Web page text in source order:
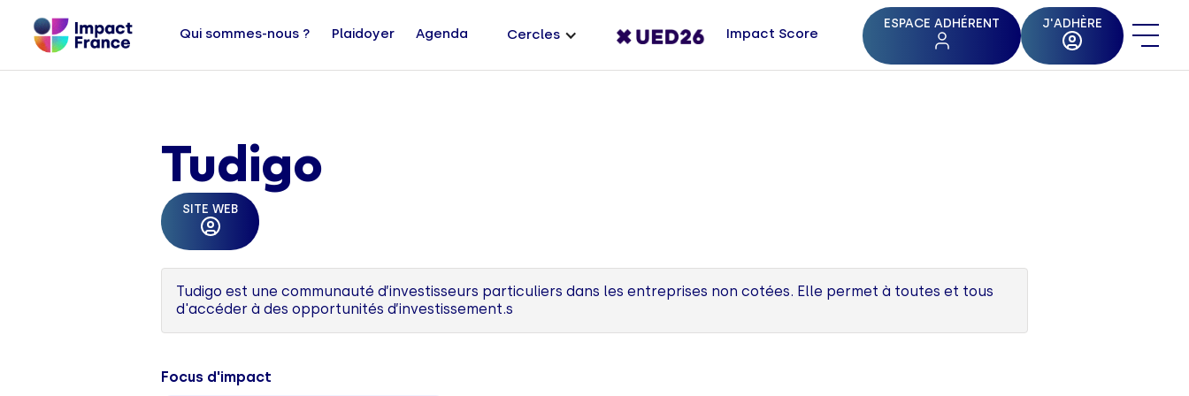
Qui sommes-nous ? Plaidoyer Agenda Cercles Impact Score
ESPACE ADHÉRENT J'ADHÈRE
Tudigo
SITE WEB
Tudigo est une communauté d’investisseurs particuliers dans les entreprises non cotées. Elle permet à toutes et tous
d'accéder à des opportunités d’investissement.s
Focus d'impact